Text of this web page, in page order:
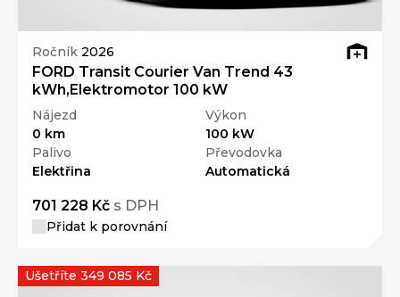
Ročník 2026
FORD Transit Courier Van Trend 43
kWh,Elektromotor 100 kW
Nájezd
0 km
Výkon
100 kW
Palivo
Elektřina
Převodovka
Automatická
701 228 Kč s DPH
Přidat k porovnání
Ušetříte 349 085 Kč